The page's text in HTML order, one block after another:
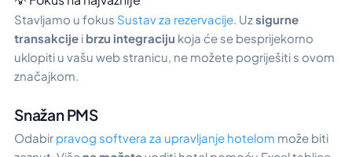
Stavljamo u fokus Sustav za rezervacije. Uzsigurne
transakcije i brzu integraciju koja će se besprijekorno
uklopiti u vašu web stranicu, ne možete pogriješiti s ovom
značajkom.
Snažan PMS
Odabir pravog softvera za upravljanje hotelom može biti